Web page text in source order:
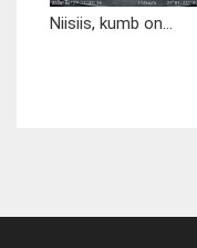
Niisiis, kumb on...